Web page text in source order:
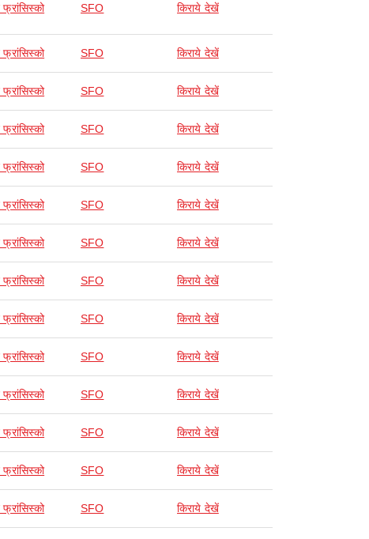
फ्रांसिस्को SFO किराये देखें
फ्रांसिस्को SFO किराये देखें
फ्रांसिस्को SFO किराये देखें
फ्रांसिस्को SFO किराये देखें
फ्रांसिस्को SFO किराये देखें
फ्रांसिस्को SFO किराये देखें
फ्रांसिस्को SFO किराये देखें
फ्रांसिस्को SFO किराये देखें
फ्रांसिस्को SFO किराये देखें
फ्रांसिस्को SFO किराये देखें
फ्रांसिस्को SFO किराये देखें
फ्रांसिस्को SFO किराये देखें
फ्रांसिस्को SFO किराये देखें
फ्रांसिस्को SFO किराये देखें